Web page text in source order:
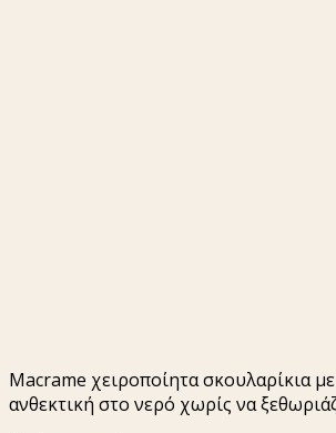
Macrame χειροποίητα σκουλαρίκια
ανθεκτική στο νερό χωρίς να